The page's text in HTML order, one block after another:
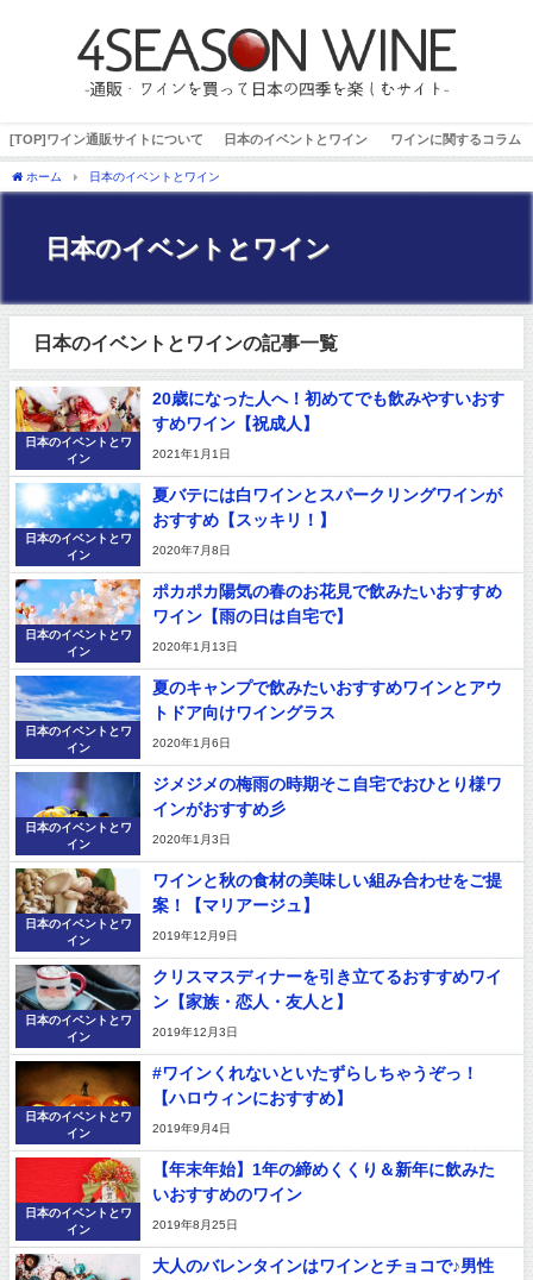
[TOP]ワイン通販サイトについて 日本のイベントとワイン ワインに関するコラム
ホーム 日本のイベントとワイン
日本のイベントとワイン
日本のイベントとワインの記事一覧
日本のイベントとワ
イン
20歳になった人へ！初めてでも飲みやすいおす
すめワイン【祝成人】
2021年1月1日
日本のイベントとワ
イン
夏バテには白ワインとスパークリングワインが
おすすめ【スッキリ！】
2020年7月8日
日本のイベントとワ
イン
ポカポカ陽気の春のお花見で飲みたいおすすめ
ワイン【雨の日は自宅で】
2020年1月13日
日本のイベントとワ
イン
夏のキャンプで飲みたいおすすめワインとアウ
トドア向けワイングラス
2020年1月6日
日本のイベントとワ
イン
ジメジメの梅雨の時期そこ自宅でおひとり様ワ
インがおすすめ彡
2020年1月3日
日本のイベントとワ
イン
ワインと秋の食材の美味しい組み合わせをご提
案！【マリアージュ】
2019年12月9日
日本のイベントとワ
イン
クリスマスディナーを引き立てるおすすめワイ
ン【家族・恋人・友人と】
2019年12月3日
日本のイベントとワ
イン
#ワインくれないといたずらしちゃうぞっ！
【ハロウィンにおすすめ】
2019年9月4日
日本のイベントとワ
イン
【年末年始】1年の締めくくり＆新年に飲みた
いおすすめのワイン
2019年8月25日
大人のバレンタインはワインとチョコで♪男性